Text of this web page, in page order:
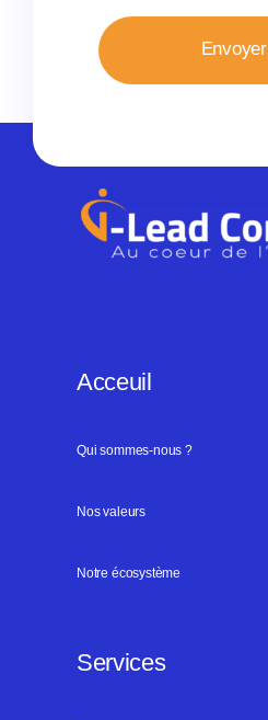
Envoyer
Acceuil
Qui sommes-nous ?
Nos valeurs
Notre écosystème
Services